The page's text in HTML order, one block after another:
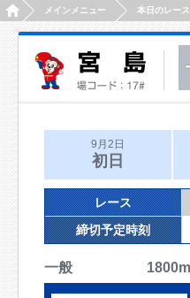
HOMEメインメニュー 本日のレース
9月2日
初日
レース
締切予定時刻
一般 1800m